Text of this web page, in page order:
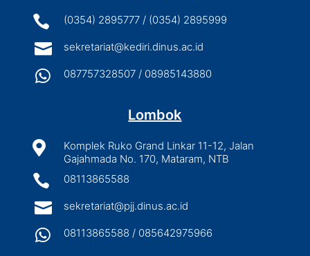
 (0354) 2895777 / (0354) 2895999
 sekretariat@kediri.dinus.ac.id
 087757328507 / 08985143880
Lombok

Komplek Ruko Grand Linkar 11-12, Jalan
Gajahmada No. 170, Mataram, NTB
 08113865588
 sekretariat@pjj.dinus.ac.id
 08113865588 / 085642975966